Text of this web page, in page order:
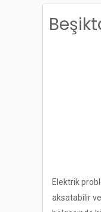
Elektrik
aksatabilir